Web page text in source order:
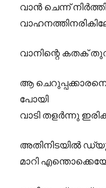
വാൻ ചെന്ന്
വാനിന്റെ കതക്
ആ
പോയി
വാടി തളർന്നു
അതിനിടയിൽ
മാറി